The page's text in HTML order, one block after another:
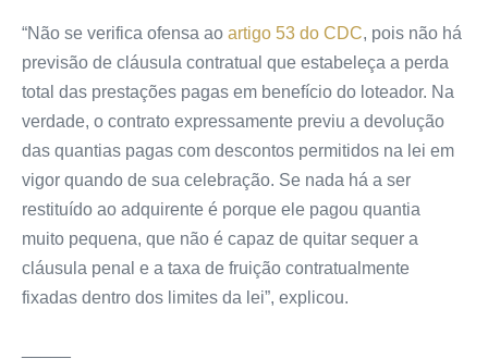
“Não se verifica ofensa ao artigo 53 do CDC, pois não há
previsão de cláusula contratual que estabeleça a perda
total das prestações pagas em benefício do loteador. Na
verdade, o contrato expressamente previu a devolução
das quantias pagas com descontos permitidos na lei em
vigor quando de sua celebração. Se nada há a ser
restituído ao adquirente é porque ele pagou quantia
muito pequena, que não é capaz de quitar sequer a
cláusula penal e a taxa de fruição contratualmente
fixadas dentro dos limites da lei”, explicou.